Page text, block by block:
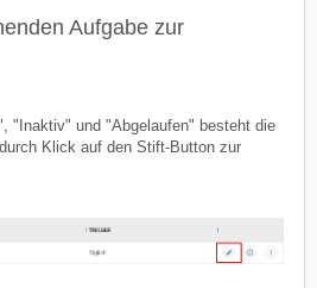
Aufgabe zur
"Inaktiv" und "Abgelaufen" besteht die
Klick auf den Stift-Button zur